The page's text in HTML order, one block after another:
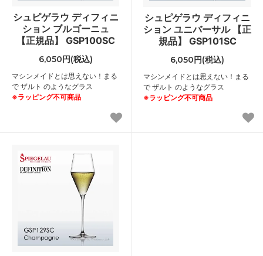
シュピゲラウ ディフィニ
ション ブルゴーニュ
【正規品】 GSP100SC
6,050円(税込)
マシンメイドとは思えない！まる
で ザルト のようなグラス
※ラッピング不可商品
シュピゲラウ ディフィニ
ション ユニバーサル 【正
規品】 GSP101SC
6,050円(税込)
マシンメイドとは思えない！まる
で ザルト のようなグラス
※ラッピング不可商品